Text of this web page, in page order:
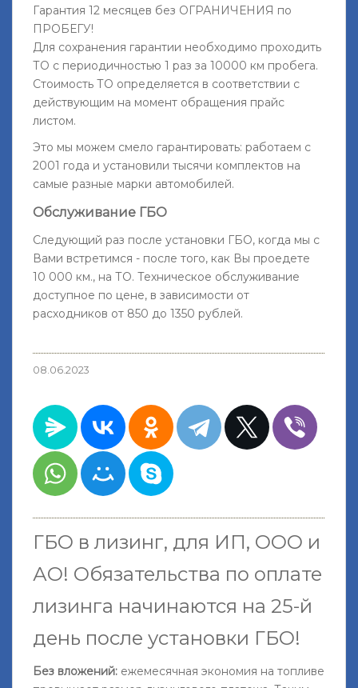
Гарантия 12 месяцев без ОГРАНИЧЕНИЯ по
ПРОБЕГУ!
Для сохранения гарантии необходимо проходить
ТО с периодичностью 1 раз за 10000 км пробега.
Стоимость ТО определяется в соответствии с
действующим на момент обращения прайс
листом.
Это мы можем смело гарантировать: работаем с
2001 года и установили тысячи комплектов на
самые разные марки автомобилей.
Обслуживание ГБО
Следующий раз после установки ГБО, когда мы с
Вами встретимся - после того, как Вы проедете
10 000 км., на ТО. Техническое обслуживание
доступное по цене, в зависимости от
расходников от 850 до 1350 рублей.
08.06.2023
ГБО в лизинг, для ИП, ООО и
АО! Обязательства по оплате
лизинга начинаются на 25-й
день после установки ГБО!
Без вложений: ежемесячная экономия на топливе